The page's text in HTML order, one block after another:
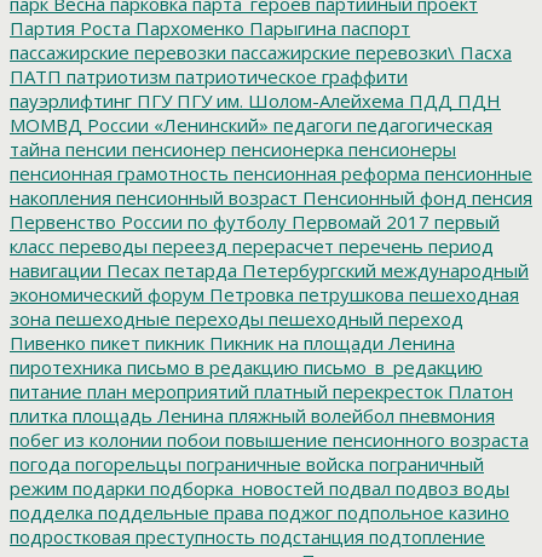
Партия Роста Пархоменко Парыгина паспорт
пассажирские перевозки пассажирские перевозки\ Пасха
ПАТП патриотизм патриотическое граффити
пауэрлифтинг ПГУПГУ им. Шолом-Алейхема ПДД ПДН
МОМВД России «Ленинский» педагоги педагогическая
тайна пенсии пенсионер пенсионерка пенсионеры
пенсионная грамотность пенсионная реформа пенсионные
накопления пенсионный возраст Пенсионный фонд пенсия
Первенство России по футболу Первомай 2017 первый
класс переводы переезд перерасчет перечень период
навигации Песах петарда Петербургский международный
экономический форум Петровка петрушкова пешеходная
зона пешеходные переходы пешеходный переход
Пивенко пикет пикник Пикник на площади Ленина
пиротехника письмо в редакцию письмо_в_редакцию
питание план мероприятий платный перекресток Платон
плитка площадь Ленина пляжный волейбол пневмония
побег из колонии побои повышение пенсионного возраста
погода погорельцы пограничные войска пограничный
режим подарки подборка_новостей подвал подвоз воды
подделка поддельные права поджог подпольное казино
подростковая преступность подстанция подтопление